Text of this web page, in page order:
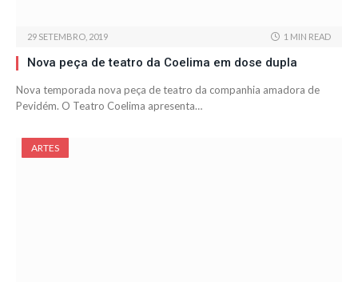
29 SETEMBRO, 2019 1 MIN READ
Nova peça de teatro da Coelima em dose dupla
Nova temporada nova peça de teatro da companhia amadora de
Pevidém. O Teatro Coelima apresenta…
ARTES